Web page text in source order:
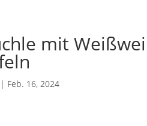
mit
| Feb. 16, 2024